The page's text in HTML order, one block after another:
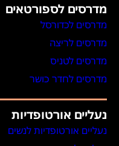
מדרסים לספורטאים
מדרסים לכדורסל
מדרסים לריצה
מדרסים לטניס
מדרסים לחדר כושר
נעליים אורטופדיות
נעליים אורטופדיות לנשים